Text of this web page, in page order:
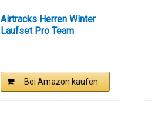
Airtracks Herren Winter
Laufset Pro Team
Bei Amazon kaufen